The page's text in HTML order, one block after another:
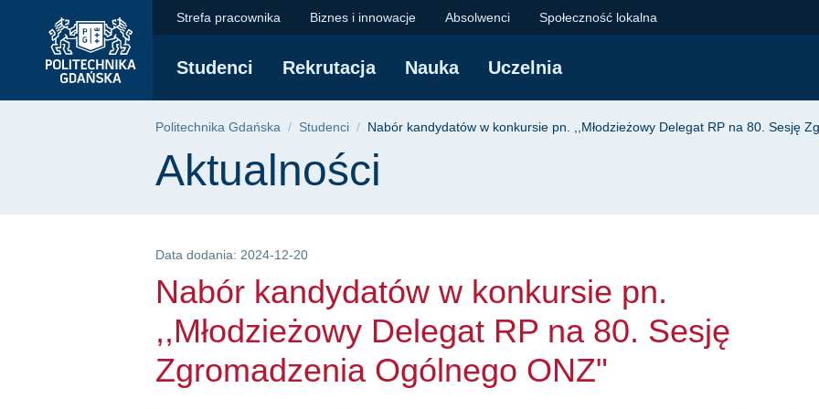
głównego
wyszukiwarki
Nabór kandydatów w konkursie pn.
Strefa pracownika Biznes i innowacje Absolwenci Społeczność lokalna
Studenci Rekrutacja Nauka Uczelnia
Ścieżka nawigacyjna
Politechnika Gdańska Studenci Nabór kandydatów w konkursie pn. ,,Młodzieżowy Delegat RP na 80. Sesję
Treść strony
Aktualności
Data dodania: 2024-12-20
Nabór kandydatów w konkursie pn.
,,Młodzieżowy Delegat RP na 80. Sesję
Zgromadzenia Ogólnego ONZ"